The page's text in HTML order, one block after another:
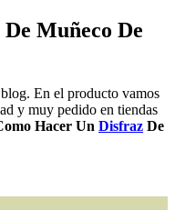
Muñeco De
En el producto vamos
y muy pedido en tiendas
Hacer Un Disfraz De